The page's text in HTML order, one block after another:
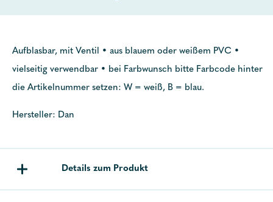
Aufblasbar, mit Ventil • aus blauem oder weißem PVC •
vielseitig verwendbar • bei Farbwunsch bitte Farbcode hinter
die Artikelnummer setzen: W = weiß, B = blau.
Hersteller: Dan
Details zum Produkt